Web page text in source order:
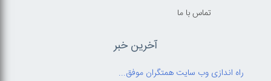
تماس با ما
آخرین خبر
راه اندازی وب سایت همتگران موفق...